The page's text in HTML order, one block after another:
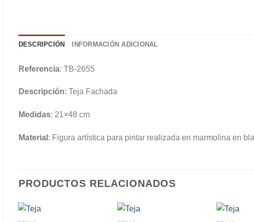
DESCRIPCIÓN INFORMACIÓN ADICIONAL
Referencia: TB-2655
Descripción: Teja Fachada
Medidas: 21×48 cm
Material : Figura artística para pintar realizada en marmolina en
PRODUCTOS RELACIONADOS